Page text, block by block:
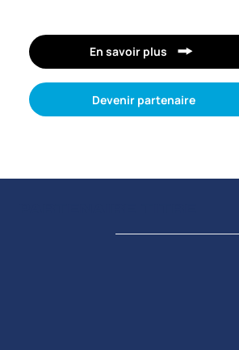
En savoir plus
Devenir partenaire